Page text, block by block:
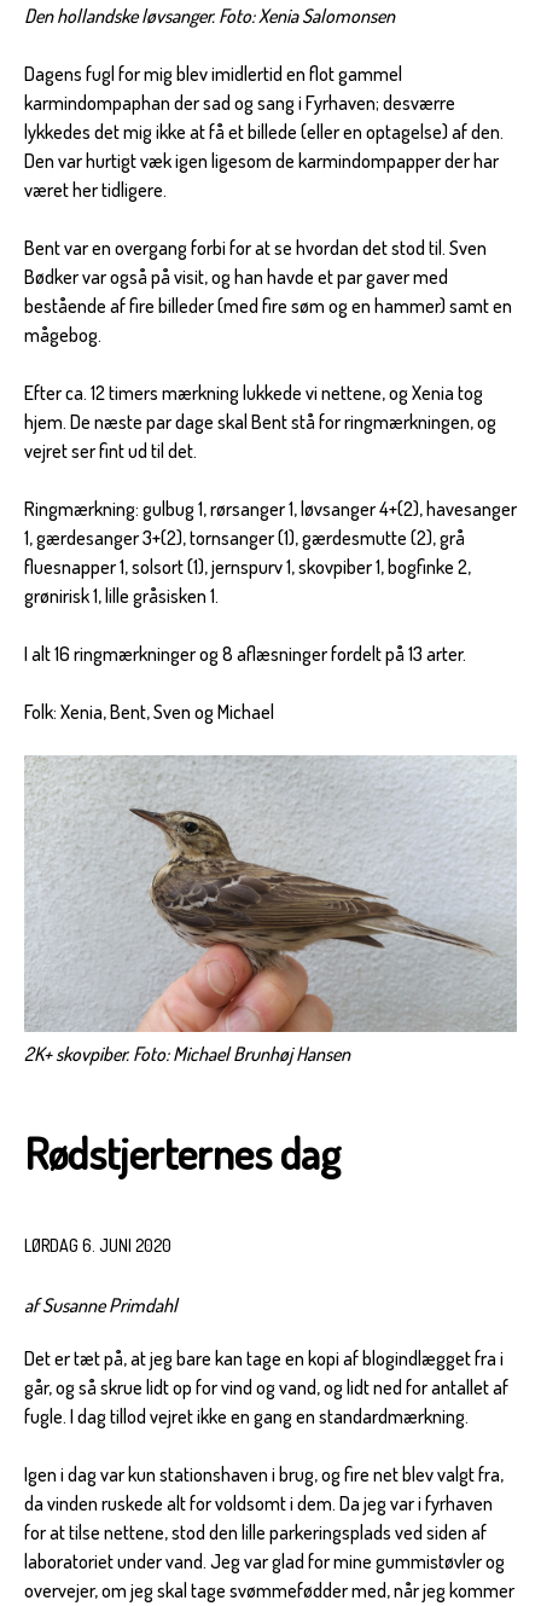
Den hollandske løvsanger. Foto: Xenia Salomonsen
Dagens fugl for mig blev imidlertid en flot gammel
karmindompaphan der sad og sang i Fyrhaven; desværre
lykkedes det mig ikke at få et billede (eller en optagelse) af den.
Den var hurtigt væk igen ligesom de karmindompapper der har
været her tidligere.
Bent var en overgang forbi for at se hvordan det stod til. Sven
Bødker var også på visit, og han havde et par gaver med
bestående af fire billeder (med fire søm og en hammer) samt en
mågebog.
Efter ca. 12 timers mærkning lukkede vi nettene, og Xenia tog
hjem. De næste par dage skal Bent stå for ringmærkningen, og
vejret ser fint ud til det.
Ringmærkning: gulbug 1, rørsanger 1, løvsanger 4+(2), havesanger
1, gærdesanger 3+(2), tornsanger (1), gærdesmutte (2), grå
fluesnapper 1, solsort (1), jernspurv 1, skovpiber 1, bogfinke 2,
grønirisk 1, lille gråsisken 1.
I alt 16 ringmærkninger og 8 aflæsninger fordelt på 13 arter.
Folk: Xenia, Bent, Sven og Michael
2K+ skovpiber. Foto: Michael Brunhøj Hansen
Rødstjerternes dag
LØRDAG 6. JUNI 2020
af Susanne Primdahl
Det er tæt på, at jeg bare kan tage en kopi af blogindlægget fra i
går, og så skrue lidt op for vind og vand, og lidt ned for antallet af
fugle. I dag tillod vejret ikke en gang en standardmærkning.
Igen i dag var kun stationshaven i brug, og fire net blev valgt fra,
da vinden ruskede alt for voldsomt i dem. Da jeg var i fyrhaven
for at tilse nettene, stod den lille parkeringsplads ved siden af
laboratoriet under vand. Jeg var glad for mine gummistøvler og
overvejer, om jeg skal tage svømmefødder med, når jeg kommer